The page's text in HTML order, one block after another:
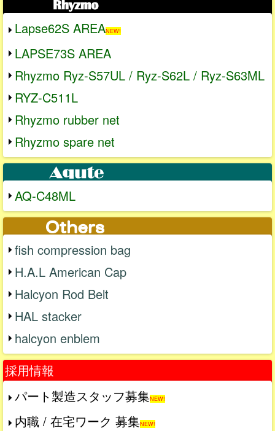
Lapse62S AREANEW!
LAPSE73S AREA
Rhyzmo Ryz-S57UL / Ryz-S62L / Ryz-S63ML
RYZ-C511L
Rhyzmo rubber net
Rhyzmo spare net
AQ-C48ML
fish compression bag
H.A.L American Cap
Halcyon Rod Belt
HAL stacker
halcyon enblem
採用情報
パート製造スタッフ募集NEW!
内職 / 在宅ワーク 募集NEW!